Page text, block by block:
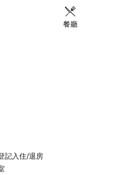
餐廳
記入住/退房